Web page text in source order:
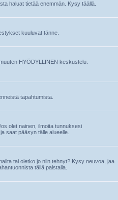
haluat tietää enemmän. Kysy täällä.
kuuluvat tänne.
HYÖDYLLINEN keskustelu.
tapahtumista.
olet nainen, ilmoita tunnuksesi
saat pääsyn tälle alueelle.
tai oletko jo niin tehnyt? Kysy neuvoa, jaa
tällä palstalla.